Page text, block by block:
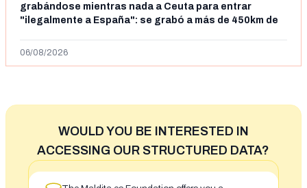
grabándose mientras nada a Ceuta para entrar
"ilegalmente a España": se grabó a más de 450km de
06/08/2026
WOULD YOU BE INTERESTED IN
ACCESSING OUR STRUCTURED DATA?